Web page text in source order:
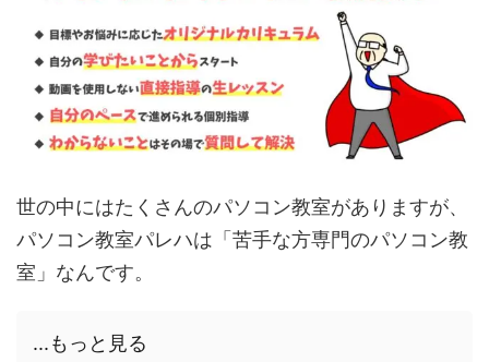
世の中にはたくさんのパソコン教室がありますが、
パソコン教室パレハは「苦手な方専門のパソコン教
室」なんです。
...もっと見る